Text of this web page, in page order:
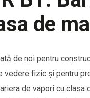
de
de noi pentru
vedere fizic și pentru
de vapori cu clasa